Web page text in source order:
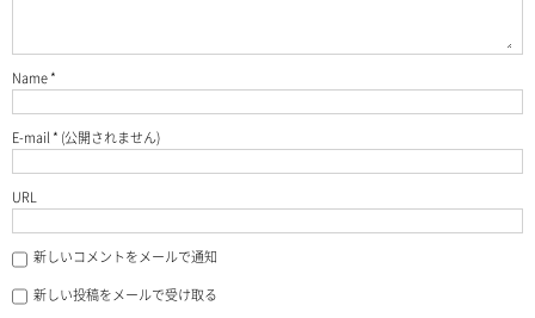
Name*
E-mail * (公開されません)
URL
新しいコメントをメールで通知
新しい投稿をメールで受け取る